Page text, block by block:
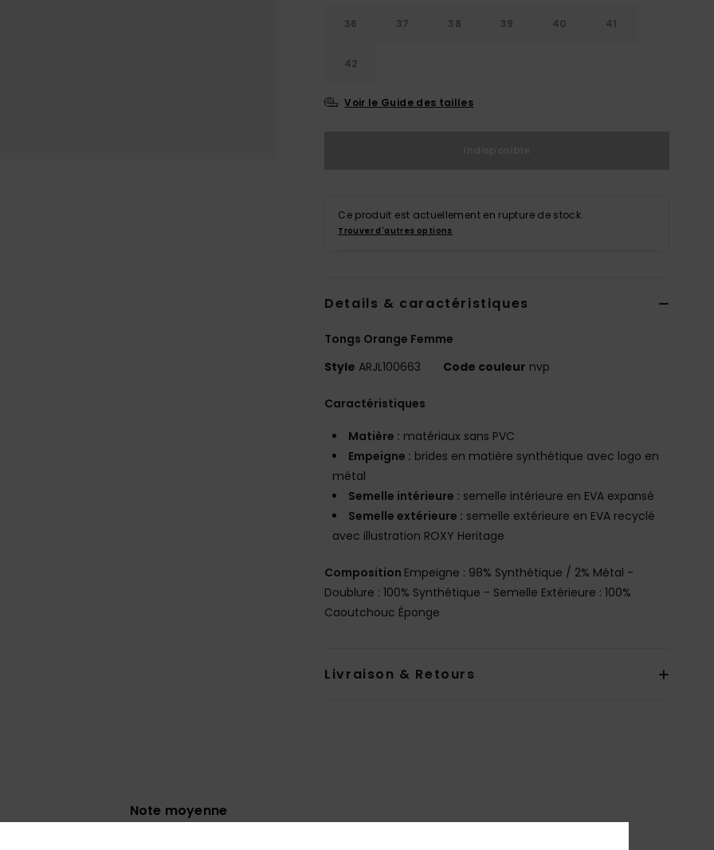
36 37 38 39 40 41
42
Voir le Guide des tailles
Ce produit est actuellement en rupture de stock.
Trouver d'autres options
Details & caractéristiques
Tongs Orange Femme
Style ARJL100663 Code couleur nvp
Caractéristiques
Matière : matériaux sans PVC
Empeigne : brides en matière synthétique avec logo en
métal
Semelle intérieure : semelle intérieure en EVA expansé
Semelle extérieure : semelle extérieure en EVA recyclé
avec illustration ROXY Heritage
Composition Empeigne : 98% Synthétique / 2% Métal -
Doublure : 100% Synthétique - Semelle Extérieure : 100%
Caoutchouc Éponge
Livraison & Retours
Note moyenne